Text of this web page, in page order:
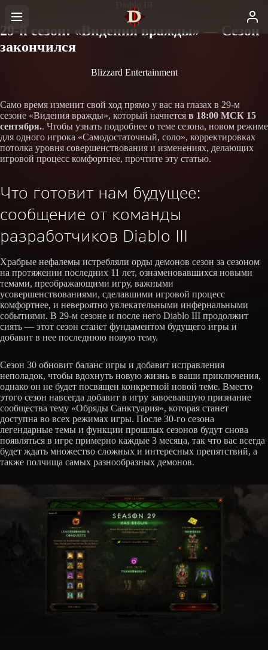
Diablo III
29-й сезон: «Видения вражды» — Сезон
закончился
Blizzard Entertainment
Само время изменит свой ход прямо у вас на глазах в 29-м
сезоне «Видения вражды», который начнется в 18:00 МСК 15
сентября.. Чтобы узнать подробнее о теме сезона, новом режиме
для одного игрока «Самодостаточный, соло», корректировках
потолка уровня совершенствования и изменениях, делающих
игровой процесс комфортнее, прочтите эту статью.
Что готовит нам будущее:
сообщение от команды
разработчиков Diablo III
Храбрые нефалемы истребляли орды демонов сезон за сезоном
на протяжении последних 11 лет, ознаменовавшихся новыми
темами, преображающими игру, важными
усовершенствованиями, сделавшими игровой процесс
комфортнее, и невероятно увлекательными инфернальными
событиями. В 29-м сезоне и после него Diablo III продолжит
сиять — этот сезон станет фундаментом будущего игры и
добавит в нее последнюю новую тему.
Сезон 30 обновит баланс игры и добавит исправления
неполадок, чтобы вдохнуть новую жизнь в ваши приключения,
однако он не будет посвящен конкретной новой теме. Вместо
этого сезон навсегда добавит в игру завоевавшую признание
сообщества тему «Обряды Санктуария», которая станет
доступна во всех режимах игры. После 30-го сезона
легендарные темы и функции прошлых сезонов будут снова
появляться в игре примерно каждые 3 месяца, так что вас всегда
будет ждать множество сложных и интересных препятствий, а
также полчища самых разнообразных демонов.